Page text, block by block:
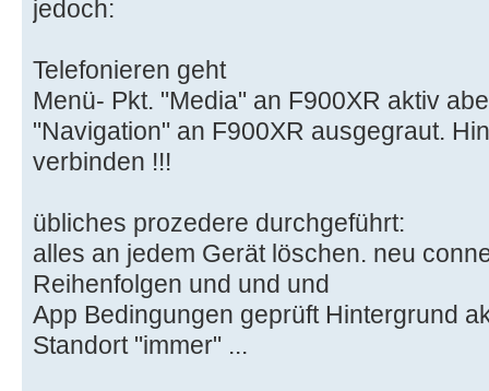
jedoch:
Telefonieren geht
Menü- Pkt. "Media" an F900XR aktiv
"Navigation" an F900XR ausgegraut.
verbinden !!!
übliches prozedere durchgeführt:
alles an jedem Gerät löschen. neu
Reihenfolgen und und und
App Bedingungen geprüft Hintergrund
Standort "immer" ...